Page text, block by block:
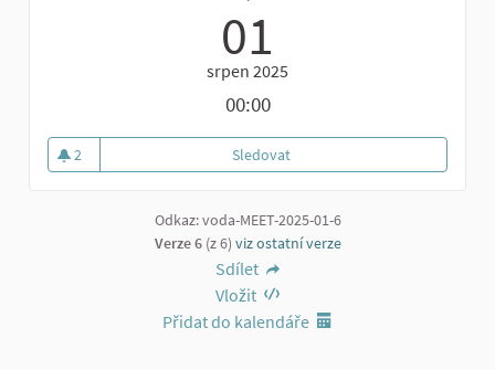
01
srpen 2025
00:00
2
2 sledující
SledovatJednací slot 1
Odkaz: voda-MEET-2025-01-6
Verze 6(z 6) viz ostatní verze
Sdílet
Vložit
Přidat do kalendáře